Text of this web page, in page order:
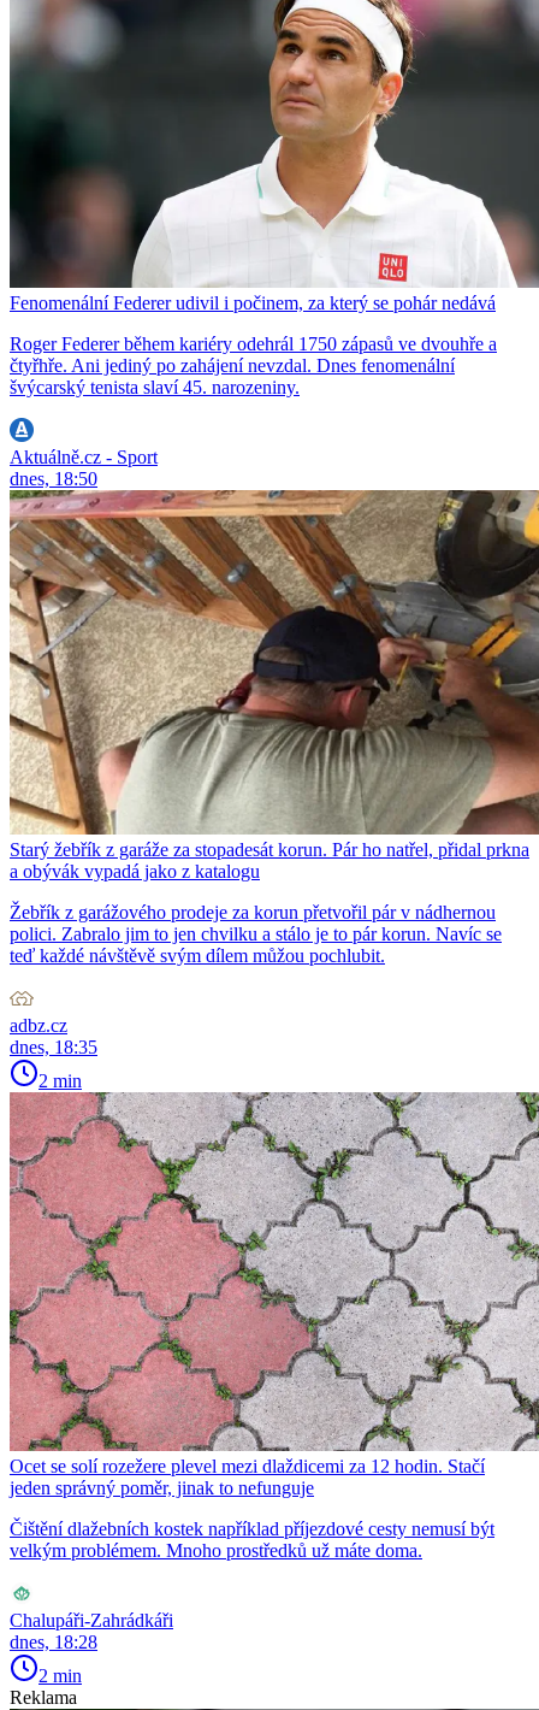
Fenomenální Federer udivil i počinem, za který se pohár nedává
Roger Federer během kariéry odehrál 1750 zápasů ve dvouhře a
čtyřhře. Ani jediný po zahájení nevzdal. Dnes fenomenální
švýcarský tenista slaví 45. narozeniny.
Aktuálně.cz - Sport
dnes, 18:50
Starý žebřík z garáže za stopadesát korun. Pár ho natřel, přidal prkna
a obývák vypadá jako z katalogu
Žebřík z garážového prodeje za korun přetvořil pár v nádhernou
polici. Zabralo jim to jen chvilku a stálo je to pár korun. Navíc se
teď každé návštěvě svým dílem můžou pochlubit.
adbz.cz
dnes, 18:35
2 min
Ocet se solí rozežere plevel mezi dlaždicemi za 12 hodin. Stačí
jeden správný poměr, jinak to nefunguje
Čištění dlažebních kostek například příjezdové cesty nemusí být
velkým problémem. Mnoho prostředků už máte doma.
Chalupáři-Zahrádkáři
dnes, 18:28
2 min
Reklama